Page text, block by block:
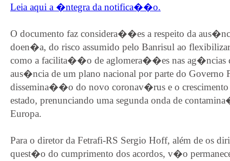
Leia aqui a �ntegra da notifica��o.
O documento faz considera��es a respeito da
doen�a, do risco assumido pelo Banrisul ao
como a facilita��o de aglomera��es nas ag�ncias
aus�ncia de um plano nacional por parte do Governo
dissemina��o do novo coronav�rus e o
estado, prenunciando uma segunda onda de
Europa.
Para o diretor da Fetrafi-RS Sergio Hoff, além de os
quest�o do cumprimento dos acordos, v�o